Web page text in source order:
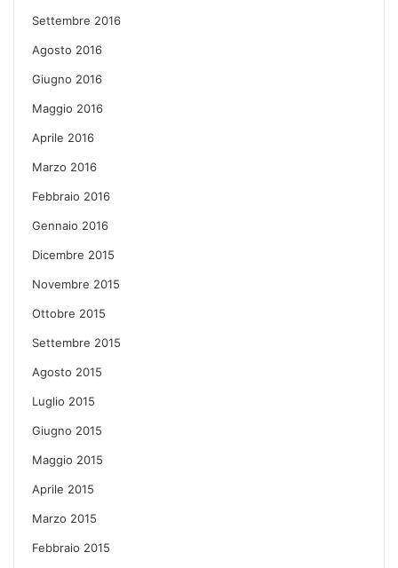
Settembre 2016
Agosto 2016
Giugno 2016
Maggio 2016
Aprile 2016
Marzo 2016
Febbraio 2016
Gennaio 2016
Dicembre 2015
Novembre 2015
Ottobre 2015
Settembre 2015
Agosto 2015
Luglio 2015
Giugno 2015
Maggio 2015
Aprile 2015
Marzo 2015
Febbraio 2015